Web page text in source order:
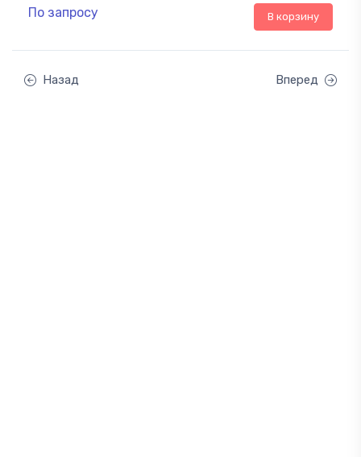
По запросу В корзину
Назад Вперед